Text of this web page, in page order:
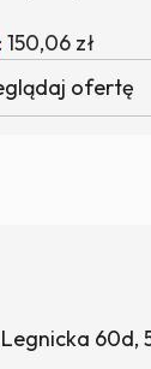
: 150,06 zł
ofertę
60d,